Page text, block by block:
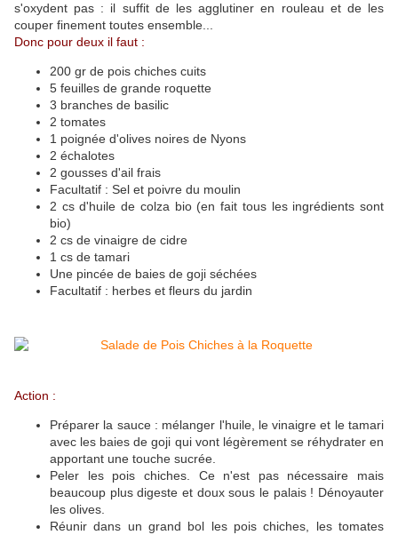
s'oxydent pas : il suffit de les agglutiner en rouleau et de les
couper finement toutes ensemble...
Donc pour deux il faut :
200 gr de pois chiches cuits
5 feuilles de grande roquette
3 branches de basilic
2 tomates
1 poignée d'olives noires de Nyons
2 échalotes
2 gousses d'ail frais
Facultatif : Sel et poivre du moulin
2 cs d'huile de colza bio (en fait tous les ingrédients sont
bio)
2 cs de vinaigre de cidre
1 cs de tamari
Une pincée de baies de goji séchées
Facultatif : herbes et fleurs du jardin
Action :
Préparer la sauce : mélanger l'huile, le vinaigre et le tamari
avec les baies de goji qui vont légèrement se réhydrater en
apportant une touche sucrée.
Peler les pois chiches. Ce n'est pas nécessaire mais
beaucoup plus digeste et doux sous le palais ! Dénoyauter
les olives.
Réunir dans un grand bol les pois chiches, les tomates